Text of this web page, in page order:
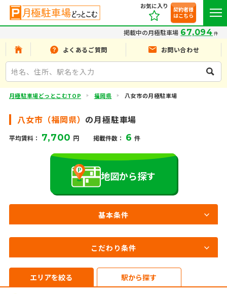
お気に入り
契約者様
はこちら
掲載中の月極駐車場 67,094 件
よくあるご質問 お問い合わせ
月極駐車場どっとこむTOP 福岡県 八女市の月極駐車場
八女市（福岡県） の月極駐車場
平均賃料： 7,700 円 掲載件数： 6 件
地図から探す
基本条件
こだわり条件
エリアを絞る 駅から探す